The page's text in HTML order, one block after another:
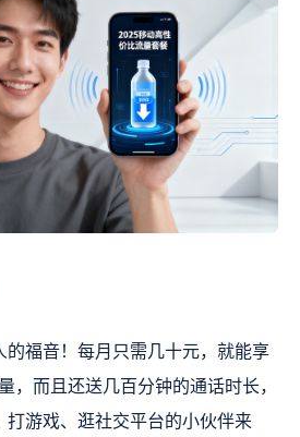
的福音！每月只需几十元，就能享
，而且还送几百分钟的通话时长，
打游戏、逛社交平台的小伙伴来